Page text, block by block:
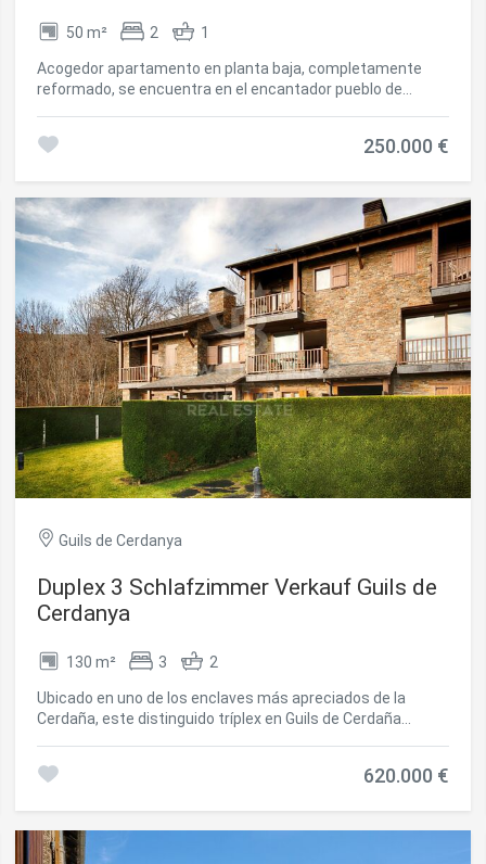
50 m² 2 1
Acogedor apartamento en planta baja, completamente
reformado, se encuentra en el encantador pueblo de
compartir momentos con familiares y amigos. La zona de
comedor, creando un espacio amplio y acogedor. La zona
de noche dispone de dos habitaciones, un baño completo y
un aseo de cortesía para mayor comodidad. El
apartamento se completa con dos plazas de parking y un
trastero. #ref:CBG2163
250.000 €
Guils de Cerdanya
Duplex 3 Schlafzimmer Verkauf Guils de
Cerdanya
130 m² 3 2
Ubicado en uno de los enclaves más apreciados de la
Cerdaña, este distinguido tríplex en Guils de Cerdaña
perfecta armonía. La vivienda, distribuida en tres plantas,
elegante salón con chimenea y acceso directo a la terraza,
620.000 €